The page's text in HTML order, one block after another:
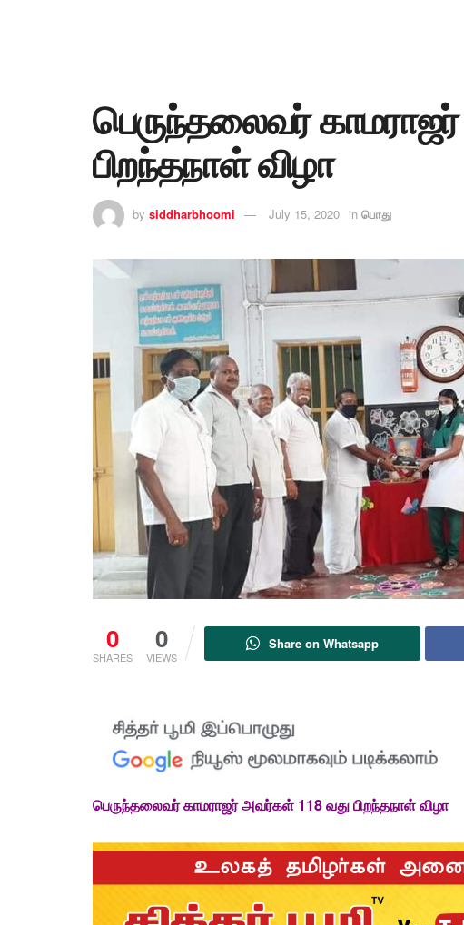
பெருந்தலைவர்
பிறந்தநாள் விழா
by siddharbhoomi July 15, 2020 in பொது
0
SHARES
0
VIEWS
Share on Whatsapp
பெருந்தலைவர் காமராஜர் அவர்கள் 118 வது பிறந்தநாள் விழா